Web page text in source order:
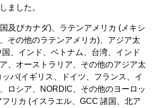
ました。
及びカナダ)、ラテンアメリカ (メキシ
その他のラテンアメリカ)、アジア太
、インド、ベトナム、台湾、インド
、オーストラリア、その他のアジア太
パ(イギリス、ドイツ、フランス、イ
ロシア、NORDIC、その他のヨーロッ
リカ (イスラエル、GCC 諸国、北ア